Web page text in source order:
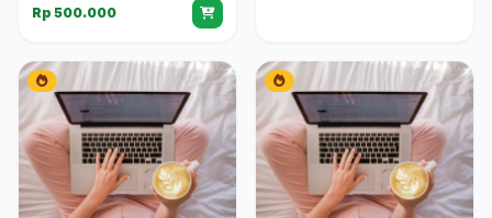
Rp 500.000